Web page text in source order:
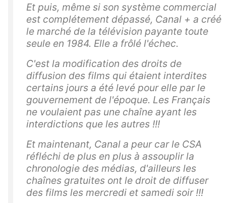
Et puis, même si son système commercial
est complétement dépassé, Canal + a créé
le marché de la télévision payante toute
seule en 1984. Elle a frôlé l'échec.
C'est la modification des droits de
diffusion des films qui étaient interdites
certains jours a été levé pour elle par le
gouvernement de l'époque. Les Français
ne voulaient pas une chaîne ayant les
interdictions que les autres !!!
Et maintenant, Canal a peur car le CSA
réfléchi de plus en plus à assouplir la
chronologie des médias, d'ailleurs les
chaînes gratuites ont le droit de diffuser
des films les mercredi et samedi soir !!!